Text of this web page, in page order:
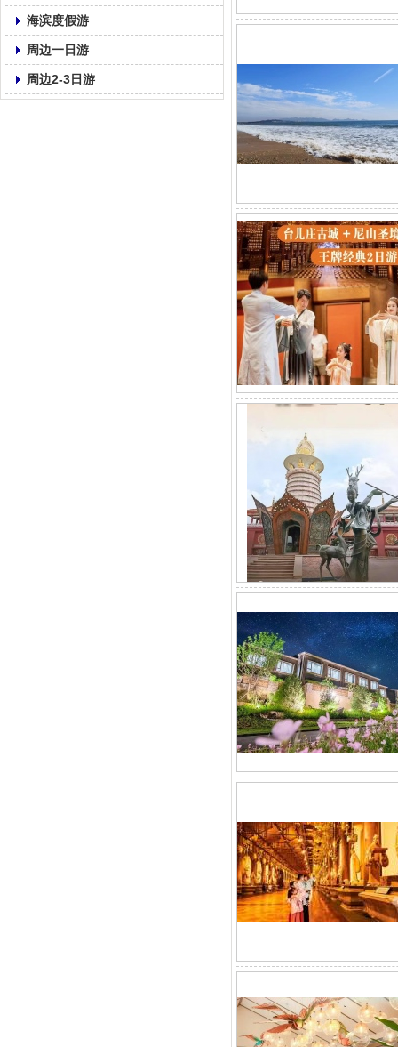
海滨度假游
周边一日游
周边2-3日游